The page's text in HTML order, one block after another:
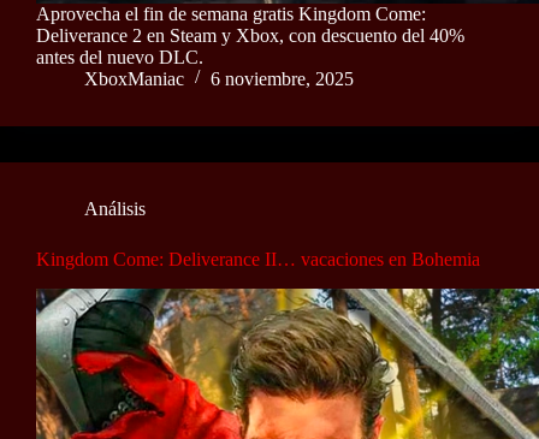
Aprovecha el fin de semana gratis Kingdom Come:
Deliverance 2 en Steam y Xbox, con descuento del 40%
antes del nuevo DLC.
XboxManiac
6 noviembre, 2025
Análisis
Kingdom Come: Deliverance II… vacaciones en Bohemia